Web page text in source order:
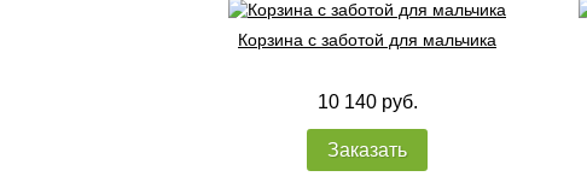
Корзина с заботой для мальчика
10 140 руб.
Заказать